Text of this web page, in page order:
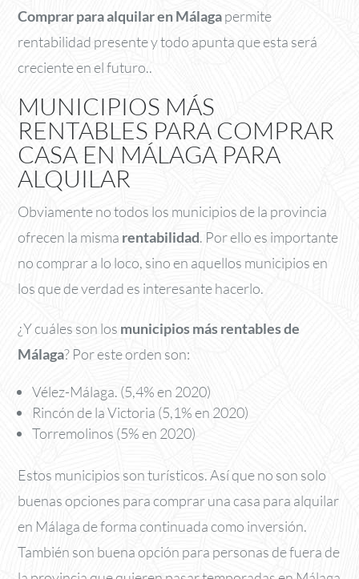
Comprar para alquilar en Málagapermite
rentabilidad presente y todo apunta que esta será
creciente en el futuro..
MUNICIPIOS MÁS
RENTABLES PARA COMPRAR
CASA EN MÁLAGA PARA
ALQUILAR
Obviamente no todos los municipios de la provincia
ofrecen la misma rentabilidad. Por ello es importante
no comprar a lo loco, sino en aquellos municipios en
los que de verdad es interesante hacerlo.
¿Y cuáles son los municipios más rentables de
Málaga? Por este orden son:
Vélez-Málaga. (5,4% en 2020)
Rincón de la Victoria (5,1% en 2020)
Torremolinos (5% en 2020)
Estos municipios son turísticos. Así que no son solo
buenas opciones para comprar una casa para alquilar
en Málaga de forma continuada como inversión.
También son buena opción para personas de fuera de